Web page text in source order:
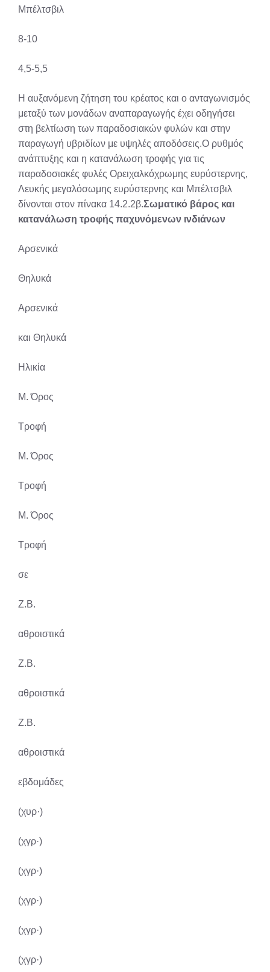
Μπέλτσβιλ
8-10
4,5-5,5
Η αυξανόμενη ζήτηση του κρέατος και ο ανταγωνισμός
μεταξύ των μονάδων αναπαραγωγής έχει οδηγήσει
στη βελτίωση των παραδοσιακών φυλών και στην
παραγωγή υβριδίων με υψηλές αποδόσεις.Ο ρυθμός
ανάπτυξης και η κατανάλωση τροφής για τις
παραδοσιακές φυλές Ορειχαλκόχρωμης ευρύστερνης,
Λευκής μεγαλόσωμης ευρύστερνης και Μπέλ­τσβιλ
δίνονται στον πίνακα 14.2.2β.Σωματικό βάρος και
κατανάλωση τροφής παχυνόμενων ινδιάνων
Αρσενικά
Θηλυκά
Αρσενικά
και Θηλυκά
Ηλικία
Μ. Όρος
Τροφή
Μ. Όρος
Τροφή
Μ. Όρος
Τροφή
σε
Ζ.Β.
αθροιστικά
Ζ.Β.
αθροιστικά
Ζ.Β.
αθροιστικά
εβδομάδες
(χυρ·)
(χγρ·)
(χγρ·)
(χγρ·)
(χγρ·)
(χγρ·)